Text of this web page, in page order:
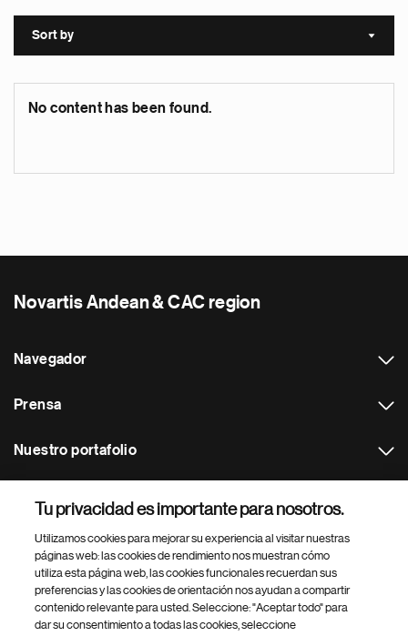
Sort by Sort
No content has been found.
Novartis Andean & CAC region
Navegador
Prensa
Nuestro portafolio
Footer Site Search
Tu privacidad es importante para nosotros.
Utilizamos cookies para mejorar su experiencia al visitar nuestras
páginas web: las cookies de rendimiento nos muestran cómo
utiliza esta página web, las cookies funcionales recuerdan sus
preferencias y las cookies de orientación nos ayudan a compartir
contenido relevante para usted. Seleccione: "Aceptar todo" para
dar su consentimiento a todas las cookies, seleccione